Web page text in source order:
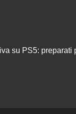
su PS5: preparati